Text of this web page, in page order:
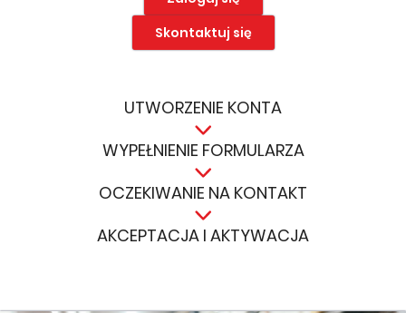
Skontaktuj się
UTWORZENIE KONTA
WYPEŁNIENIE FORMULARZA
OCZEKIWANIE NA KONTAKT
AKCEPTACJA I AKTYWACJA